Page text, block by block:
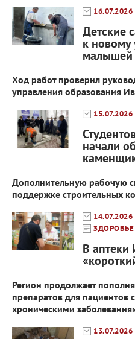
16.07.2026
Детские
к новому
малышей
Ход работ проверил
управления образования
15.07.2026
начали
Дополнительную рабочую
поддержке строительных
14.07.2026
ЗДОРОВЬЕ
В аптеки
Регион продолжает
препаратов для пациентов
хроническими
13.07.2026